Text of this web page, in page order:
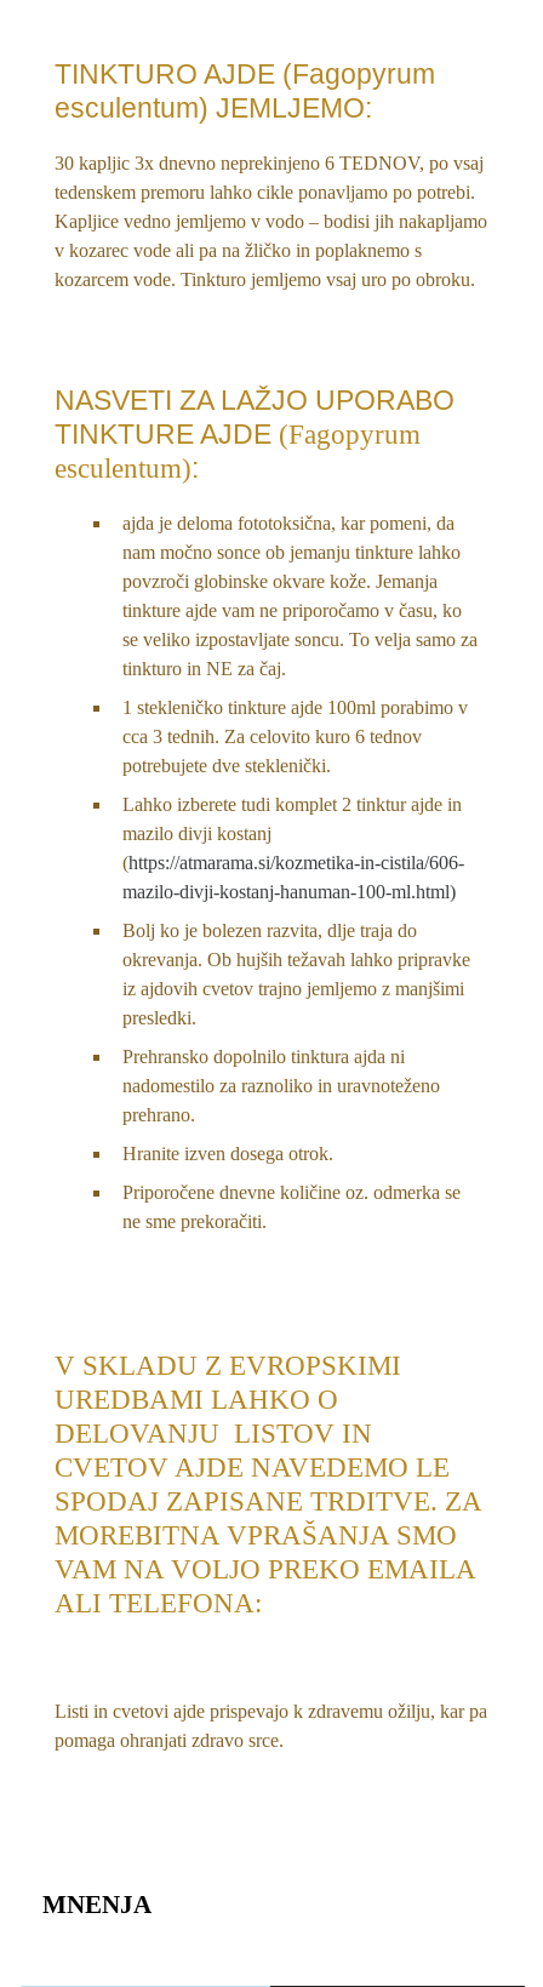
TINKTURO AJDE (Fagopyrum
esculentum) JEMLJEMO:
30 kapljic 3x dnevno neprekinjeno 6 TEDNOV, po vsaj
tedenskem premoru lahko cikle ponavljamo po potrebi.
Kapljice vedno jemljemo v vodo – bodisi jih nakapljamo
v kozarec vode ali pa na žličko in poplaknemo s
kozarcem vode. Tinkturo jemljemo vsaj uro po obroku.
NASVETI ZA LAŽJO UPORABO
TINKTURE AJDE (Fagopyrum
esculentum):
ajda je deloma fototoksična, kar pomeni, da
nam močno sonce ob jemanju tinkture lahko
povzroči globinske okvare kože. Jemanja
tinkture ajde vam ne priporočamo v času, ko
se veliko izpostavljate soncu. To velja samo za
tinkturo in NE za čaj.
1 stekleničko tinkture ajde 100ml porabimo v
cca 3 tednih. Za celovito kuro 6 tednov
potrebujete dve steklenički.
Lahko izberete tudi komplet 2 tinktur ajde in
mazilo divji kostanj
(https://atmarama.si/kozmetika-in-cistila/606-
mazilo-divji-kostanj-hanuman-100-ml.html)
Bolj ko je bolezen razvita, dlje traja do
okrevanja. Ob hujših težavah lahko pripravke
iz ajdovih cvetov trajno jemljemo z manjšimi
presledki.
Prehransko dopolnilo tinktura ajda ni
nadomestilo za raznoliko in uravnoteženo
prehrano.
Hranite izven dosega otrok.
Priporočene dnevne količine oz. odmerka se
ne sme prekoračiti.
V SKLADU Z EVROPSKIMI
UREDBAMI LAHKO O
DELOVANJU LISTOV IN
CVETOV AJDE NAVEDEMO LE
SPODAJ ZAPISANE TRDITVE. ZA
MOREBITNA VPRAŠANJA SMO
VAM NA VOLJO PREKO EMAILA
ALI TELEFONA:
Listi in cvetovi ajde prispevajo k zdravemu ožilju, kar pa
pomaga ohranjati zdravo srce.
MNENJA